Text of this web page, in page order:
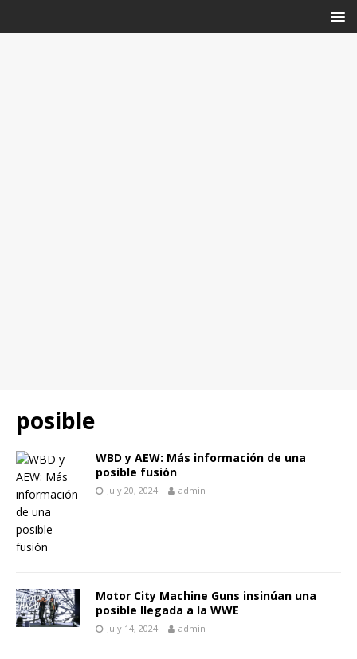
posible
WBD y AEW: Más información de una
posible fusión
July 20, 2024 admin
Motor City Machine Guns insinúan una
posible llegada a la WWE
July 14, 2024 admin